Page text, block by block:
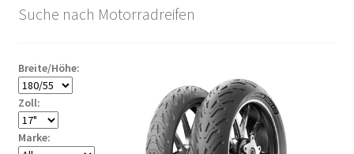
Suche nach Motorradreifen
Breite/Höhe:
Zoll:
Marke: